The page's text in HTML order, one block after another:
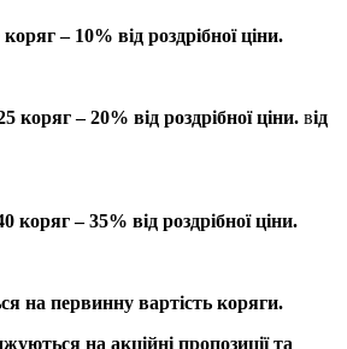
– 10% від роздрібної ціни.
коряг – 20% від роздрібної ціни. від
– 35% від роздрібної ціни.
на первинну вартість коряги.
на акційні пропозиції та